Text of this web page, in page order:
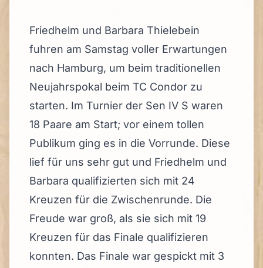
Friedhelm und Barbara Thielebein
fuhren am Samstag voller Erwartungen
nach Hamburg, um beim traditionellen
Neujahrspokal beim TC Condor zu
starten. Im Turnier der Sen IV S waren
18 Paare am Start; vor einem tollen
Publikum ging es in die Vorrunde. Diese
lief für uns sehr gut und Friedhelm und
Barbara qualifizierten sich mit 24
Kreuzen für die Zwischenrunde. Die
Freude war groß, als sie sich mit 19
Kreuzen für das Finale qualifizieren
konnten. Das Finale war gespickt mit 3